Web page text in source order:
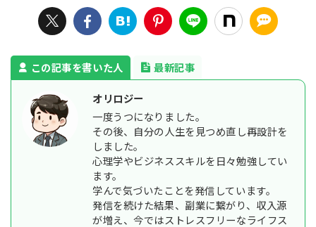
この記事を書いた人 最新記事
オリロジー
一度うつになりました。
その後、自分の人生を見つめ直し再設計を
しました。
心理学やビジネススキルを日々勉強してい
ます。
学んで気づいたことを発信しています。
発信を続けた結果、副業に繋がり、収入源
が増え、今ではストレスフリーなライフス